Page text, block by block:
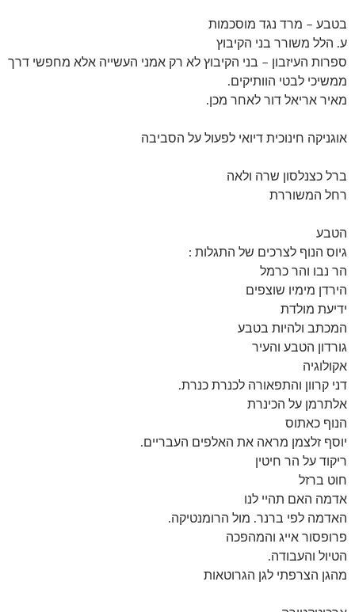
בטבע – מרד נגד מוסכמות
ע. הלל משורר בני הקיבוץ
ספרות העיזבון – בני הקיבוץ לא רק אמני העשייה אלא מחפשי דרך
ממשיכי לבטי הוותיקים.
מאיר אריאל דור לאחר מכן.
אוגניקה חינוכית דיואי לפעול על הסביבה
ברל כצנלסון שרה ולאה
רחל המשוררת
הטבע
גיוס הנוף לצרכים של התגלות :
הר נבו והר כרמל
הירדן מימיו שוצפים
ידיעת מולדת
המכתב ולהיות בטבע
גורדון הטבע והעיר
אקולוגיה
דני קרוון והתפאורה לכנרת כנרת.
אלתרמן על הכינרת
הנוף כאתוס
יוסף זלצמן מראה את האלפים העבריים.
ריקוד על הר חיטין
חוט ברזל
אדמה האם תהיי לנו
האדמה לפי ברנר. מול הרומנטיקה.
פרופסור אייג והמהפכה
הטיול והעבודה.
מהגן הצרפתי לגן הגרוטאות